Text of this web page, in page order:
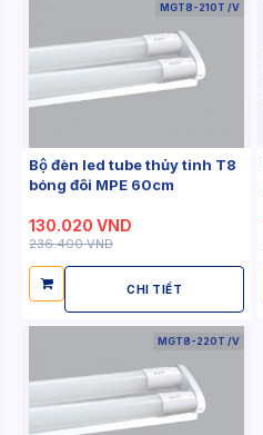
MGT8-210T /V
Bộ đèn led tube thủy tinh T8
bóng đôi MPE 60cm
130.020 VND
236.400 VND
CHI TIẾT
MGT8-220T /V